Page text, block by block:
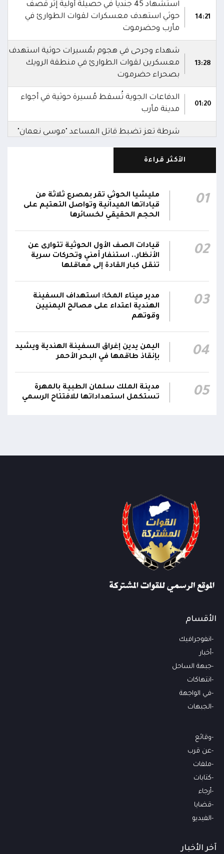
14:21
استشهاد 45 جندياً في حصيلة أولية إثر قصف
حوثي استهدف معسكرات لقوات الطوارئ في
مأرب وحضرموت
13:28
شهداء وجرحى في هجوم بمُسيرات حوثية استهدف
معسكرين لقوات الطوارئ في منطقة الرويك
بصحراء حضرموت
01:20
الدفاعات الجوية تُسقط مُسيرة حوثية في أجواء
مدينة مأرب
شرطة تعز تضبط قاتل المساعد "موسى نعمان"
الجريمة.. وتؤكد استكمال الإجراءات لإحالته إلى
23:16
مركز الملك سلمان يوقع برنامجاً لإعادة تأهيل
وتجهيز 11 منشأة صحية في لحج والضالع
وسقطرى يستفيد منها أكثر من 112 ألف شخص
22:01
سعودية خلال 24 ساعة بصاروخ باليستي في خليج
21:45
الشركة اليمنية للغاز: أعمال الصيانة أوشكت على
الانتهاء وإمدادات الغاز ستعود تدريجياً لتغطية
احتياجات كافة المحافظات
الأكثر قراءة
01
مليشيا الحوثي تقر بمصرع ثلاثة من
قياداتها الميدانية وتواصل التعتيم على
الحجم الحقيقي لخسائرها
02
قيادات الصف الأول الحوثية تتوارى عن
الأنظار.. استنفار أمني وتحركات سرية
تنقل كبار القادة إلى معاقلها
03
مدير ميناء المخا: استهداف السفينة
الهندية اعتداء على مصالح اليمنيين
وقوتهم
04
اليمن يدين إغراق السفينة الهندية ويشيد
بإنقاذ طاقمها في البحر الأحمر
05
مدينة الملك سلمان الطبية بالمهرة
تستكمل استعداداتها للافتتاح الرسمي
الأقسام
انفوجرافيك
أخبار
جبهة الساحل
انتهاكات
في الواجهة
الجبهات
وقائع
عن قرب
ملفات
كتابات
أرجاء
قضايا
الفيديو
آخر الأخبار